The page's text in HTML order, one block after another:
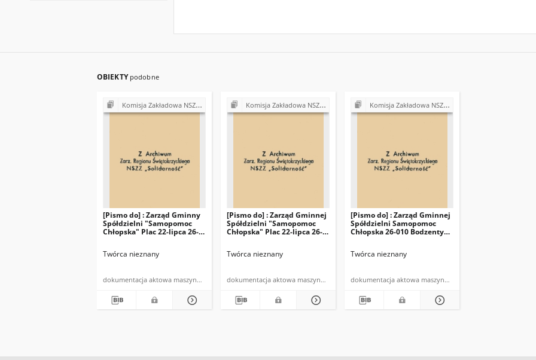
OBIEKTY podobne
Komisja Zakładowa NSZZ "Solidarność" przy Gminnej Spółdzielni "Samopomoc Chłopska" w Bodzentynie
[Pismo do] : Zarząd Gminny
Spółdzielni "Samopomoc
Chłopska" Plac 22-lipca 26-
Twórca nieznany
dokumentacja aktowa maszynopis
Komisja Zakładowa NSZZ "Solidarność" przy Gminnej Spółdzielni "Samopomoc Chłopska" w Bodzentynie
[Pismo do] : Zarząd Gminnej
Spółdzielni "Samopomoc
Chłopska" Plac 22-lipca 26-
Twórca nieznany
dokumentacja aktowa maszynopis
Komisja Zakładowa NSZZ "Solidarność" przy Gminnej Spółdzielni "Samopomoc Chłopska" w Bodzentynie
[Pismo do] : Zarząd Gminnej
Spółdzielni Samopomoc
Chłopska 26-010 Bodzentyn
Twórca nieznany
dokumentacja aktowa maszynopis